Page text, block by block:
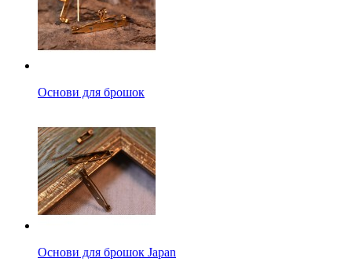
Основи для брошок
Основи для брошок Japan